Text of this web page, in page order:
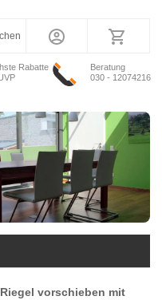
Rabatte
Beratung
030 - 12074216
vorschieben mit